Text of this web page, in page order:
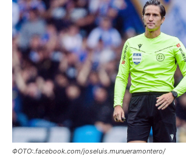
ФОТО:.facebook.com/joseluis.munueramontero/